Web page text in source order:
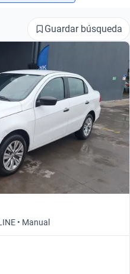
Guardar búsqueda
• Manual